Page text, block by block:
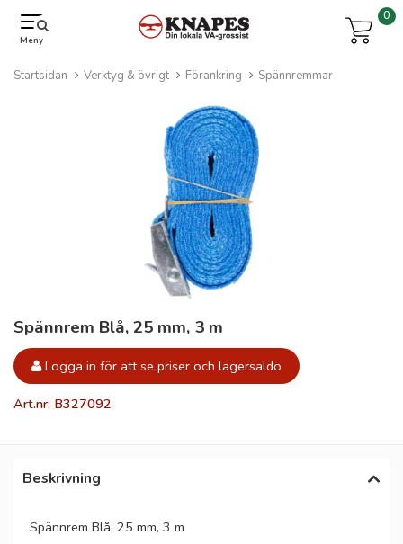
Meny
0
Startsidan Verktyg & övrigt Förankring Spännremmar
Spännrem Blå, 25 mm, 3 m
Logga in för att se priser och lagersaldo
Art.nr: B327092
Beskrivning
Spännrem Blå, 25 mm, 3 m